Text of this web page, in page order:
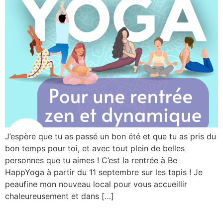
J’espère que tu as passé un bon été et que tu as pris du
bon temps pour toi, et avec tout plein de belles
personnes que tu aimes ! C’est la rentrée à Be
HappYoga à partir du 11 septembre sur les tapis ! Je
peaufine mon nouveau local pour vous accueillir
chaleureusement et dans […]